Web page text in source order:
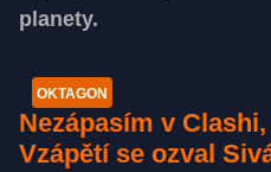
planety.
OKTAGON
Nezápasím v
Vzápětí se ozval